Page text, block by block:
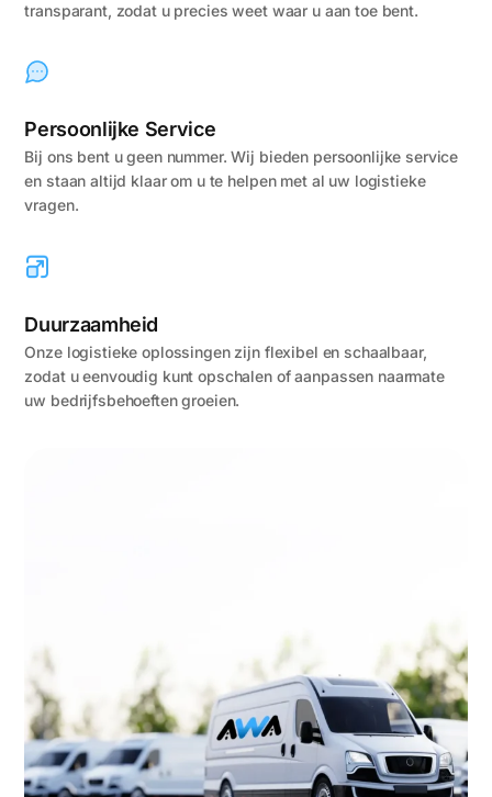
transparant, zodat u precies weet waar u aan toe bent.
Persoonlijke Service
Bij ons bent u geen nummer. Wij bieden persoonlijke service
en staan altijd klaar om u te helpen met al uw logistieke
vragen.
Duurzaamheid
Onze logistieke oplossingen zijn flexibel en schaalbaar,
zodat u eenvoudig kunt opschalen of aanpassen naarmate
uw bedrijfsbehoeften groeien.